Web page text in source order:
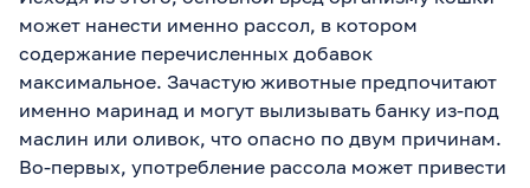
может нанести именно рассол, в котором
содержание перечисленных добавок
максимальное. Зачастую животные предпочитают
именно маринад и могут вылизывать банку из-под
маслин или оливок, что опасно по двум причинам.
Во-первых, употребление рассола может привести